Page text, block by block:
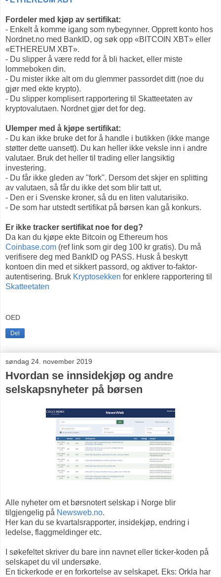
Fordeler med kjøp av sertifikat:
- Enkelt å komme igang som nybegynner. Opprett konto hos
Nordnet.no med BankID, og søk opp «BITCOIN XBT» eller
«ETHEREUM XBT».
- Du slipper å være redd for å bli hacket, eller miste
lommeboken din.
- Du mister ikke alt om du glemmer passordet ditt (noe du
gjør med ekte krypto).
- Du slipper komplisert rapportering til Skatteetaten av
kryptovalutaen. Nordnet gjør det for deg.
Ulemper med å kjøpe sertifikat:
- Du kan ikke bruke det for å handle i butikken (ikke mange
støtter dette uansett). Du kan heller ikke veksle inn i andre
valutaer. Bruk det heller til trading eller langsiktig
investering.
- Du får ikke gleden av "fork". Dersom det skjer en splitting
av valutaen, så får du ikke det som blir tatt ut.
- Den er i Svenske kroner, så du en liten valutarisiko.
- De som har utstedt sertifikat på børsen kan gå konkurs.
Er ikke tracker sertifikat noe for deg?
Da kan du kjøpe ekte Bitcoin og Ethereum hos
Coinbase.com (ref link som gir deg 100 kr gratis). Du må
verifisere deg med BankID og PASS. Husk å beskytt
kontoen din med et sikkert passord, og aktiver to-faktor-
autentisering. Bruk Kryptosekken for enklere rapportering til
Skatteetaten
OED
Del
søndag 24. november 2019
Hvordan se innsidekjøp og andre
selskapsnyheter på børsen
Alle nyheter om et børsnotert selskap i Norge blir
tilgjengelig på Newsweb.no.
Her kan du se kvartalsrapporter, insidekjøp, endring i
ledelse, flaggmeldinger etc.
I søkefeltet skriver du bare inn navnet eller ticker-koden på
selskapet du vil undersøke.
En tickerkode er en forkortelse av selskapet. Eks: Orkla har